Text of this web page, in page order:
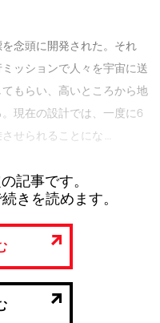
念頭に開発された。それ
ッションで人々を宇宙に送
もらい、高いところから地
現在の設計では、一度に6
せられることにな …
記事です。
きを読めます。